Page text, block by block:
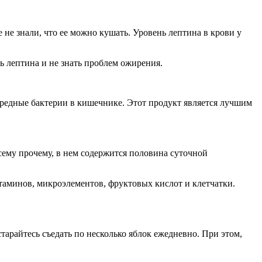
знали, что ее можно кушать. Уровень лептина в крови у
лептина и не знать проблем ожирения.
бактерии в кишечнике. Этот продукт является лучшим
прочему, в нем содержится половина суточной
микроэлементов, фруктовых кислот и клетчатки.
съедать по несколько яблок ежедневно. При этом,